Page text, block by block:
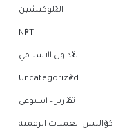
البلوكتشين
NFT
التداول الاسلامي
Uncategorized
تقارير – اسبوعي
كواليس العملات الرقمية